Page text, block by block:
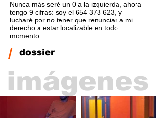
Nunca más seré un 0 a la izquierda, ahora
tengo 9 cifras: soy el 654 373 623 , y
lucharé por no tener que renunciar a mi
derecho a estar localizable en todo
momento.
/ dossier
imágenes